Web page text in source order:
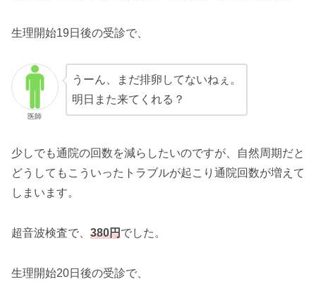
生理開始19日後の受診で、
医師
うーん、まだ排卵してないねぇ。
明日また来てくれる？
少しでも通院の回数を減らしたいのですが、自然周期だと
どうしてもこういったトラブルが起こり通院回数が増えて
しまいます。
超音波検査で、 380円 でした。
生理開始20日後の受診で、